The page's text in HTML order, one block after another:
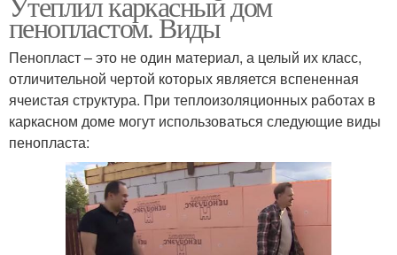
пенопластом. Виды
Пенопласт – это не один материал, а целый их класс,
отличительной чертой которых является вспененная
ячеистая структура. При теплоизоляционных работах в
каркасном доме могут использоваться следующие виды
пенопласта: